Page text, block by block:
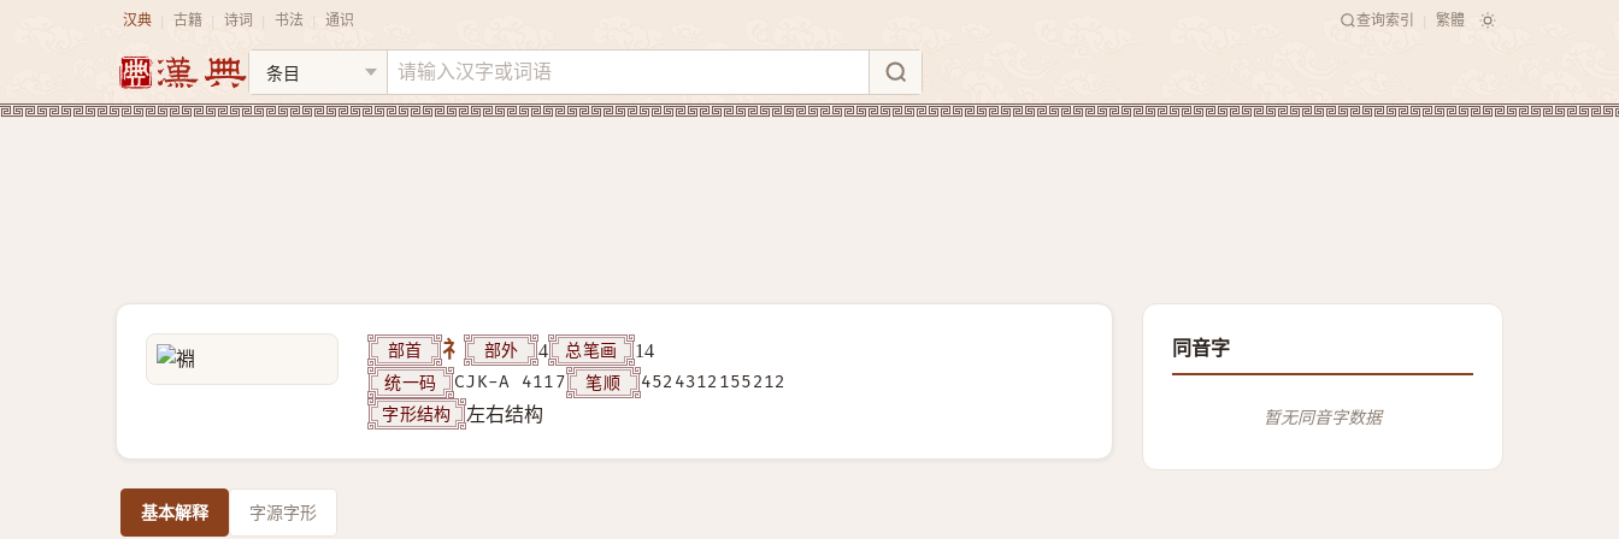
汉典 古籍 诗词 书法 通识 查询索引 繁體
部首 礻 部外 4 总笔画 14
统一码 CJK-A 4117 笔顺 4524312155212
字形结构 左右结构
基本解释 字源字形
同音字
暂无同音字数据